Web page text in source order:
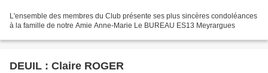
L'ensemble des membres du Club présente ses plus sincères condoléances
à la famille de notre Amie Anne-Marie Le BUREAU ES13 Meyrargues
DEUIL : Claire ROGER